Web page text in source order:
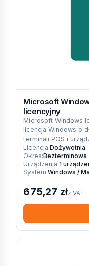
Microsoft
licencyjny
Microsoft Windows
licencja Windows o
terminali POS i
Licencja:Dożywotnia
Okres:Bezterminowa
Urządzenia:1
System:Windows /
675,27 złz VAT